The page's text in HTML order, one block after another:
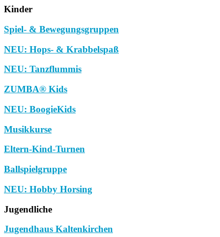
Kinder
Spiel- & Bewegungsgruppen
NEU: Hops- & Krabbelspaß
NEU: Tanzflummis
ZUMBA® Kids
NEU: BoogieKids
Musikkurse
Eltern-Kind-Turnen
Ballspielgruppe
NEU: Hobby Horsing
Jugendliche
Jugendhaus Kaltenkirchen